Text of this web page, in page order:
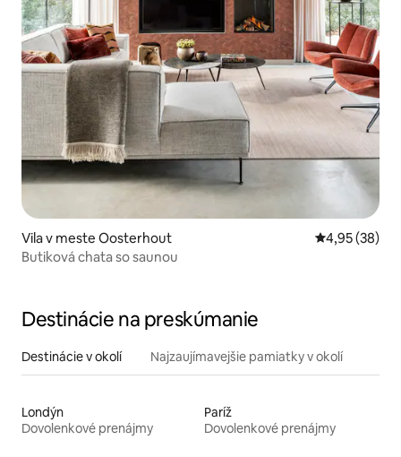
Vila v meste Oosterhout Priemerné
4,95 (38)
Butiková chata so saunou
Destinácie na preskúmanie
Destinácie v okolí Najzaujímavejšie pamiatky v okolí
Londýn
Dovolenkové prenájmy
Paríž
Dovolenkové prenájmy